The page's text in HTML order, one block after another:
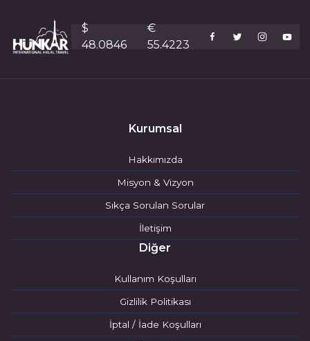
$
48.0846
€
55.4223
Kurumsal
Hakkımızda
Misyon & Vizyon
Sıkça Sorulan Sorular
İletişim
Diğer
Kullanım Koşulları
Gizlilik Politikası
İptal / İade Koşulları